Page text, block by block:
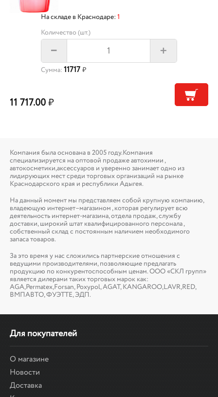
На складе в Краснодаре: 1
Количество (шт.)
– +
Сумма: 11717 ₽
11 717.00₽
Компания была основана в 2005 году.Компания
специализируется на оптовой продаже автохимии ,
автокосметики,аксессуаров и уверенно занимает одно из
лидирующих мест среди торговых организаций на рынке
Краснодарского края и республики Адыгея.
На данный момент мы представляем собой крупную компанию,
владеющую интернет–магазином , которая регулирует всю
деятельность интернет-магазина, отдела продаж, службу
доставки, широкий штат квалифицированного персонала ,
собственный склад c постоянным наличием необходимого
запаса товаров.
За это время у нас сложились партнерские отношения с
ведущими производителями, позволяющие предлагать
продукцию по конкурентоспособным ценам. ООО «СКЛ групп»
является дилерами таких торговых марок как:
AGA,Permatex,Forsan, Poxypol, AGAT, KANGAROO,LAVR,RED,
ВМПАВТО, ФУЭТТЕ, ЭДП.
Для покупателей
О магазине
Новости
Доставка